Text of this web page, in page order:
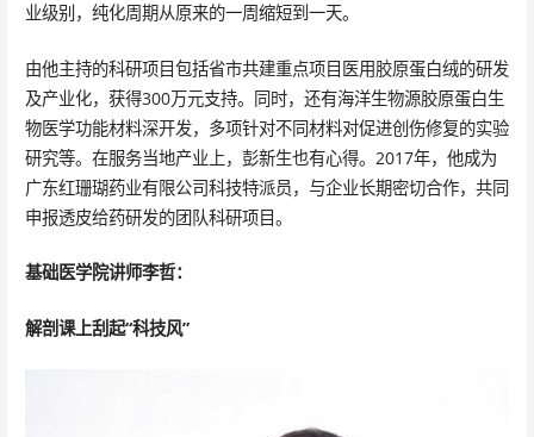
业级别，纯化周期从原来的一周缩短到一天。
由他主持的科研项目包括省市共建重点项目医用胶原蛋白绒的研发
及产业化，获得300万元支持。同时，还有海洋生物源胶原蛋白生
物医学功能材料深开发，多项针对不同材料对促进创伤修复的实验
研究等。在服务当地产业上，彭新生也有心得。2017年，他成为
广东红珊瑚药业有限公司科技特派员，与企业长期密切合作，共同
申报透皮给药研发的团队科研项目。
基础医学院讲师李哲：
解剖课上刮起“科技风”